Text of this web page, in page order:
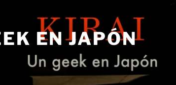
EN JAPÓN